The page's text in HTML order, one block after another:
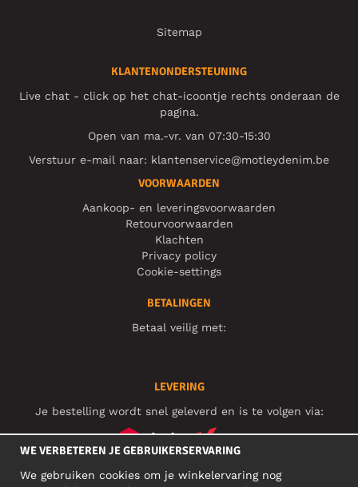
Sitemap
KLANTENONDERSTEUNING
Live chat - click op het chat-icoontje rechts onderaan de
pagina.
Open van ma.-vr. van 07:30-15:30
Verstuur e-mail naar: klantenservice@motleydenim.be
VOORWAARDEN
Aankoop- en leveringsvoorwaarden
Retourvoorwaarden
Klachten
Privacy policy
Cookie-settings
BETALINGEN
Betaal veilig met:
LEVERING
Je bestelling wordt snel geleverd en is te volgen via:
SOCIAL MEDIA
WE VERBETEREN JE GEBRUIKERSERVARING
We gebruiken cookies om je winkelervaring nog